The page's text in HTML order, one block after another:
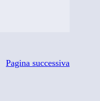
Pagina successiva